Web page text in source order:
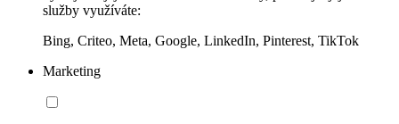
služby využíváte:
Bing, Criteo, Meta, Google, LinkedIn, Pinterest, TikTok
Marketing